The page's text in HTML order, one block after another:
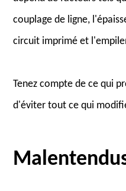
couplage de ligne,
circuit imprimé et
Tenez compte de ce qui
d'éviter tout ce qui